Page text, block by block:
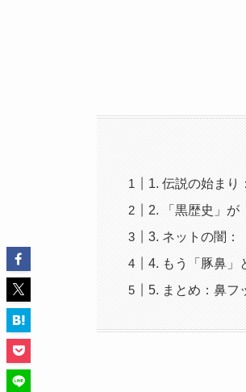
1. 伝説の始まり
2. 「黒歴史」が
3. ネットの闇：
4. もう「豚鼻」
5. まとめ：鼻フ